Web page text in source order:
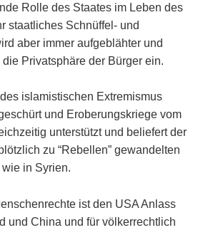
Rolle des Staates im Leben des
staatliches Schnüffel- und
aber immer aufgeblähter und
Privatsphäre der Bürger ein.
islamistischen Extremismus
und Eroberungskriege vom
unterstützt und beliefert der
zu “Rebellen” gewandelten
in Syrien.
ist den USA Anlass
und China und für völkerrechtlich